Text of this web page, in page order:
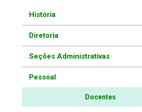
História
Diretoria
Seções Administrativas
Pessoal
Docentes